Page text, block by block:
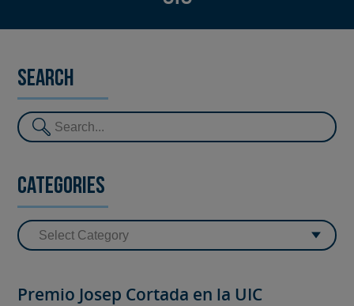
Search
Categories
Premio Josep Cortada en la UIC